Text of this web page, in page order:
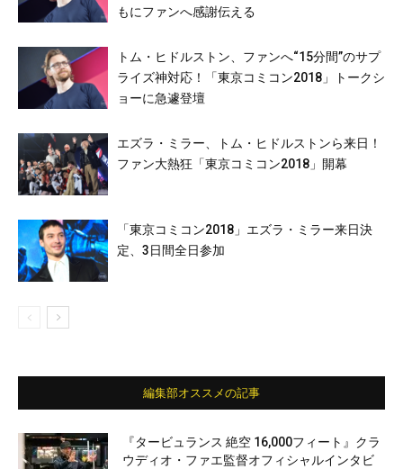
もにファンへ感謝伝える
トム・ヒドルストン、ファンへ“15分間”のサプ
ライズ神対応！「東京コミコン2018」トークシ
ョーに急遽登壇
エズラ・ミラー、トム・ヒドルストンら来日！
ファン大熱狂「東京コミコン2018」開幕
「東京コミコン2018」エズラ・ミラー来日決
定、3日間全日参加
編集部オススメの記事
『タービュランス 絶空 16,000フィート』クラ
ウディオ・ファエ監督オフィシャルインタビ